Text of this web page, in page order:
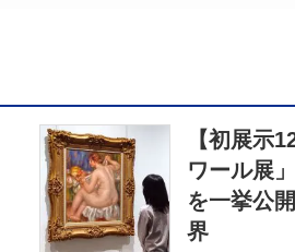
【初展示
ワール展
を一挙公
界